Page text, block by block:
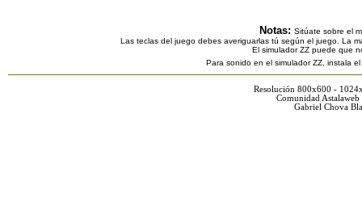
Notas: Sitúate sobre el
Las teclas del juego debes averiguarlas tú según el juego. La
El simulador ZZ puede que
Para sonido en el simulador ZZ, instala
Resolución 800x600 -
Comunidad
Gabriel Chova